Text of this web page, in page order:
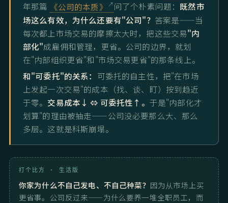
年那篇
《公司的本质》 问了个朴素问题： 既然市
场这么有效，为什么还要有"公司"？ 答案是——当
每次都上市场交易的摩擦太大时，把这些交易"内
部化"成雇佣和管理，更省。公司的边界，就划
在"内部组织更省"和"市场交易更省"的那条线上。
和"可委托"的关系： 可委托的自主性，把"在市场
上发起一次交易"的成本（找、谈、盯）按到趋近
于零。 交易成本↓ ⇔ 可委托性↑。 于是"内部化才
划算"的理由被抽走——公司没必要那么大、那么
多层。这就是科斯崩塌。
打个比方 · 生活版
你家为什么不自己发电、不自己种菜？ 因为从市场上买
更省事。公司反过来——为什么要养一堆全职员工，而